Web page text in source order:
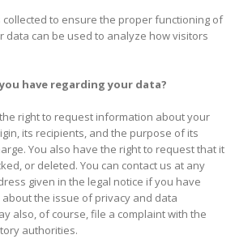
collected to ensure the proper functioning of
data can be used to analyze how visitors
have regarding your data?
right to request information about your
its recipients, and the purpose of its
You also have the right to request that it
or deleted. You can contact us at any
given in the legal notice if you have
the issue of privacy and data
also, of course, file a complaint with the
authorities.